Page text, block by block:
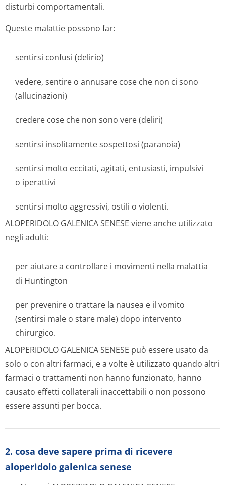
disturbi comportamentali.
Queste malattie possono far:
sentirsi confusi (delirio)
vedere, sentire o annusare cose che non ci sono
(allucinazioni)
credere cose che non sono vere (deliri)
sentirsi insolitamente sospettosi (paranoia)
sentirsi molto eccitati, agitati, entusiasti, impulsivi
o iperattivi
sentirsi molto aggressivi, ostili o violenti.
ALOPERIDOLO GALENICA SENESE viene anche utilizzato
negli adulti:
per aiutare a controllare i movimenti nella malattia
di Huntington
per prevenire o trattare la nausea e il vomito
(sentirsi male o stare male) dopo intervento
chirurgico.
ALOPERIDOLO GALENICA SENESE può essere usato da
solo o con altri farmaci, e a volte è utilizzato quando altri
farmaci o trattamenti non hanno funzionato, hanno
causato effetti collaterali inaccettabili o non possono
essere assunti per bocca.
2. cosa deve sapere prima di ricevere
aloperidolo galenica senese